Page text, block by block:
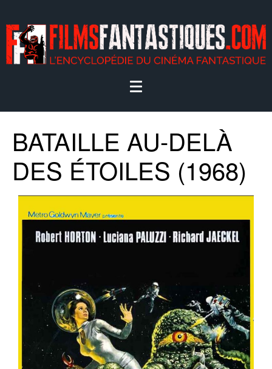
BATAILLE AU-DELÀ
DES ÉTOILES (1968)